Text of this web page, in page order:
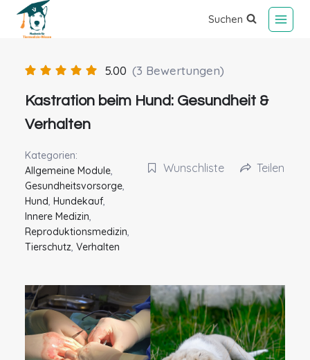
Suchen
5.00 (3 Bewertungen)
Kastration beim Hund: Gesundheit &
Verhalten
Kategorien:
Allgemeine Module,
Gesundheitsvorsorge,
Hund, Hundekauf,
Innere Medizin,
Reproduktionsmedizin,
Tierschutz, Verhalten
Wunschliste Teilen